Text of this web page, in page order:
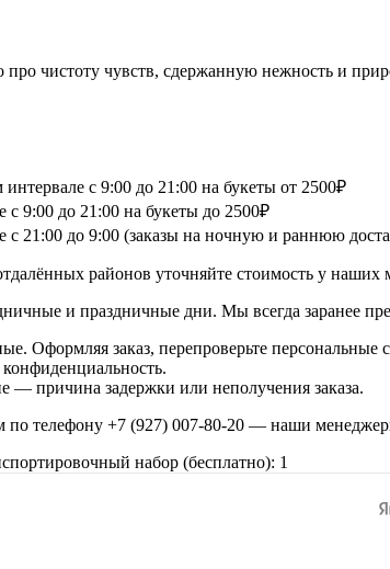
чистоту чувств, сдержанную нежность и
с 9:00 до 21:00 на букеты от 2500₽
9:00 до 21:00 на букеты до 2500₽
21:00 до 9:00 (заказы на ночную и раннюю
районов уточняйте стоимость у наших
и праздничные дни. Мы всегда заранее
Оформляя заказ, перепроверьте персональные
причина задержки или неполучения заказа.
по телефону +7 (927) 007-80-20 — наши
набор (бесплатно): 1